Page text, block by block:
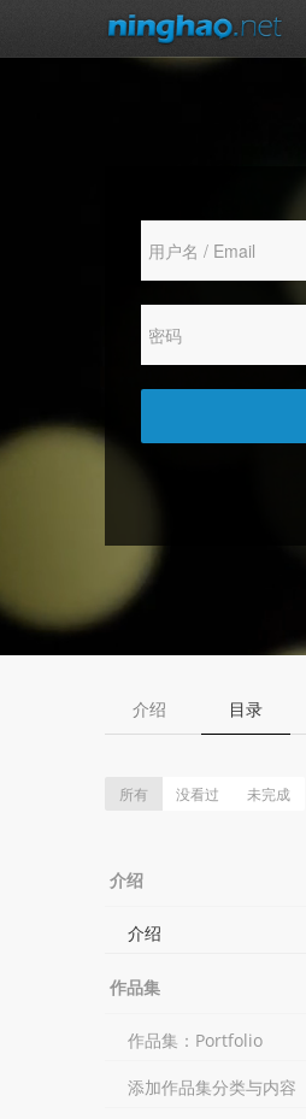
介绍 目录
所有 没看过 未完成
介绍
介绍
作品集
作品集：Portfolio
添加作品集分类与内容